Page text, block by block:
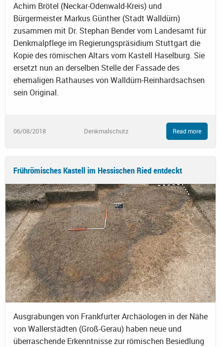
Achim Brötel (Neckar-Odenwald-Kreis) und
Bürgermeister Markus Günther (Stadt Walldürn)
zusammen mit Dr. Stephan Bender vom Landesamt für
Denkmalpflege im Regierungspräsidium Stuttgart die
Kopie des römischen Altars vom Kastell Haselburg. Sie
ersetzt nun an derselben Stelle der Fassade des
ehemaligen Rathauses von Walldürn-Reinhardsachsen
sein Original.
06/08/2018 Denkmalschutz Read more
Frührömisches Kastell im Hessischen Ried entdeckt
Ausgrabungen von Frankfurter Archäologen in der Nähe
von Wallerstädten (Groß-Gerau) haben neue und
überraschende Erkenntnisse zur römischen Besiedlung